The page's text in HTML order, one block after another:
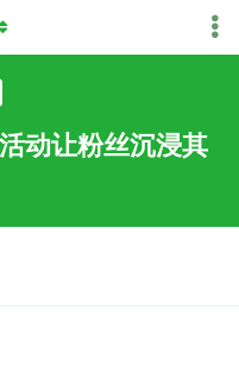
动让粉丝沉浸其